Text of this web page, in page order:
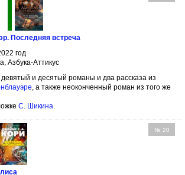
Последняя встреча
год
Азбука-Аттикус
и десятый романы и два рассказа из
, а также неоконченный роман из того же
С. Шикина
№ 20